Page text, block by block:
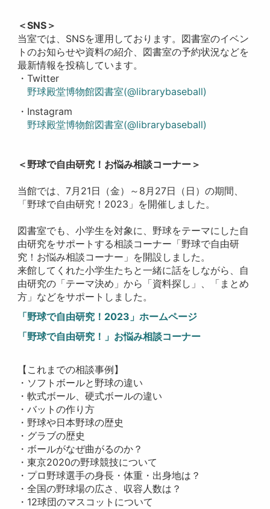
＜SNS＞
当室では、SNSを運用しております。図書室のイベン
トのお知らせや資料の紹介、図書室の予約状況などを
最新情報を投稿しています。
・Twitter
野球殿堂博物館図書室(@librarybaseball)
・Instagram
野球殿堂博物館図書室(@librarybaseball)
＜野球で自由研究！お悩み相談コーナー＞
当館では、7月21日（金）～8月27日（日）の期間、
「野球で自由研究！2023」を開催しました。
図書室でも、小学生を対象に、野球をテーマにした自
由研究をサポートする相談コーナー「野球で自由研
究！お悩み相談コーナー」を開設しました。
来館してくれた小学生たちと一緒に話をしながら、自
由研究の「テーマ決め」から「資料探し」、「まとめ
方」などをサポートしました。
「野球で自由研究！2023」ホームページ
「野球で自由研究！​​​​​​」お悩み相談コーナー
【これまでの相談事例】
・ソフトボールと野球の違い
・軟式ボール、硬式ボールの違い
・バットの作り方
・野球や日本野球の歴史
・グラブの歴史
・ボールがなぜ曲がるのか？
・東京2020の野球競技について
・プロ野球選手の身長・体重・出身地は？
・全国の野球場の広さ、収容人数は？
・12球団のマスコットについて